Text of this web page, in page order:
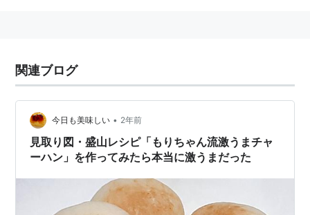
関連ブログ
今日も美味しい • 2年前
見取り図・盛山レシピ「もりちゃん流激うまチャ
ーハン」を作ってみたら本当に激うまだった